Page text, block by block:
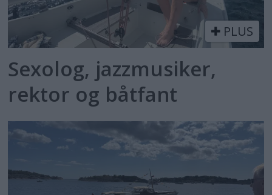
PLUS
Sexolog, jazzmusiker,
rektor og båtfant